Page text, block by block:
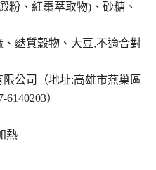
粉、紅棗萃取物)、砂糖、
、麩質穀物、大豆,不適合對
限公司（地址:高雄市燕巢區
）
熱